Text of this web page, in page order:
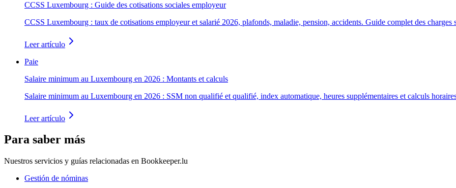
CCSS Luxembourg : Guide des cotisations sociales employeur
CCSS Luxembourg : taux de cotisations employeur et salarié 2026, plafonds, maladie, pension, accidents. Guide complet des charges
Leer artículo
Paie
Salaire minimum au Luxembourg en 2026 : Montants et calculs
Salaire minimum au Luxembourg en 2026 : SSM non qualifié et qualifié, index automatique, heures supplémentaires et calculs
Leer artículo
Para saber más
Nuestros servicios y guías relacionadas en Bookkeeper.lu
Gestión de nóminas